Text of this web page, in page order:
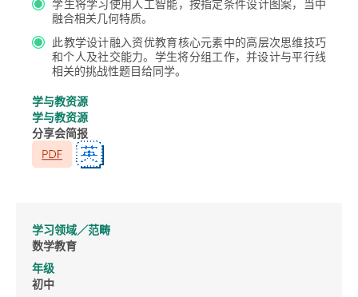
学生将学习使用人工智能，按指定条件设计图案，当中
融合相关几何特质。
此教学设计融入资优教育核心元素中的高层次思维技巧
和个人及社交能力。学生将分组工作，并设计与平行线
相关的挑战性题目给同学。
学与教资源
学与教资源
分享会简报
学习领域／范畴
数学教育
年级
初中